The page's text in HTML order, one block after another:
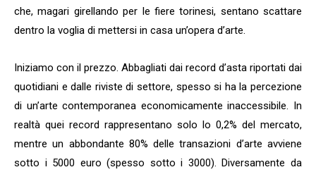
che, magari girellando per le fiere torinesi, sentano scattare
dentro la voglia di mettersi in casa un’opera d’arte.
Iniziamo con il prezzo. Abbagliati dai record d’asta riportati dai
quotidiani e dalle riviste di settore, spesso si ha la percezione
di un’arte contemporanea economicamente inaccessibile. In
realtà quei record rappresentano solo lo 0,2% del mercato,
mentre un abbondante 80% delle transazioni d’arte avviene
sotto i 5000 euro (spesso sotto i 3000). Diversamente da